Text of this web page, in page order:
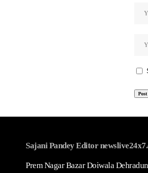
Sajani Pandey Editor
Prem Nagar Bazar Doiwala Dehradun